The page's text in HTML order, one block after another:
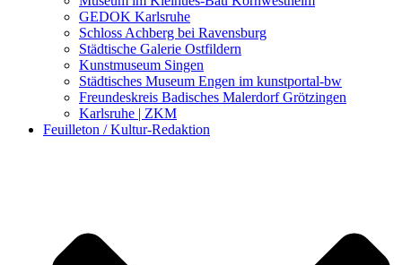
GEDOK Karlsruhe
Schloss Achberg bei Ravensburg
Städtische Galerie Ostfildern
Kunstmuseum Singen
Städtisches Museum Engen im kunstportal-bw
Freundeskreis Badisches Malerdorf Grötzingen
Karlsruhe | ZKM
Feuilleton / Kultur-Redaktion